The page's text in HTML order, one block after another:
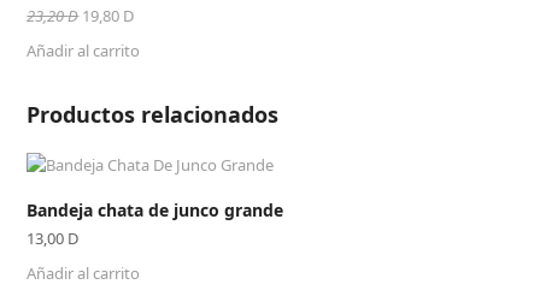
23,20DEl
original
19,80 DEl
actual
19,80 D.
Añadir al carrito
Productos relacionados
Bandeja chata de junco grande
13,00 D
Añadir al carrito